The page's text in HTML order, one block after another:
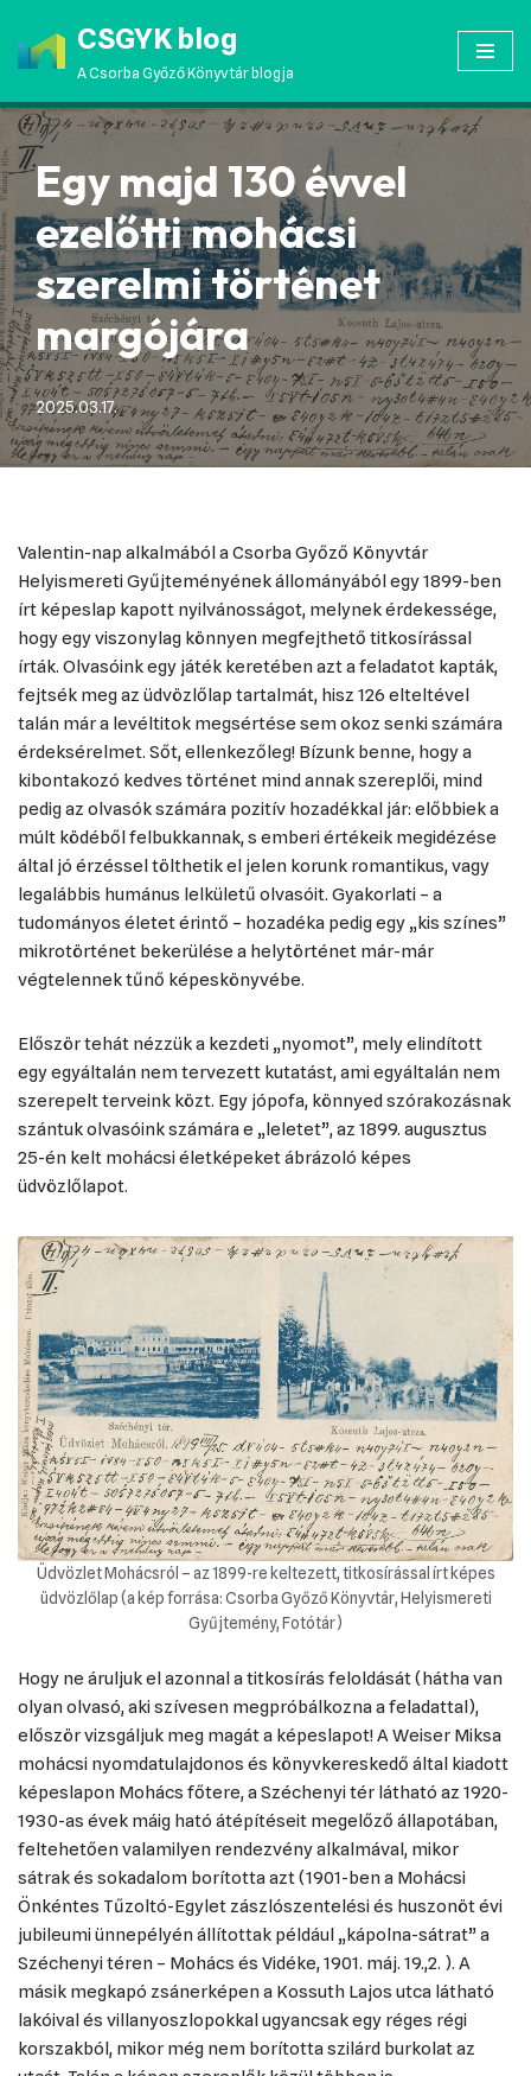
Skip
content
CSGYK blog
A Csorba Győző Könyvtár blogja
Egy majd 130 évvel
ezelőtti mohácsi
szerelmi történet
margójára
2025.03.17.
Valentin-nap alkalmából a Csorba Győző Könyvtár
Helyismereti Gyűjteményének állományából egy 1899-ben
írt képeslap kapott nyilvánosságot, melynek érdekessége,
hogy egy viszonylag könnyen megfejthető titkosírással
írták. Olvasóink egy játék keretében azt a feladatot kapták,
fejtsék meg az üdvözlőlap tartalmát, hisz 126 elteltével
talán már a levéltitok megsértése sem okoz senki számára
érdeksérelmet. Sőt, ellenkezőleg! Bízunk benne, hogy a
kibontakozó kedves történet mind annak szereplői, mind
pedig az olvasók számára pozitív hozadékkal jár: előbbiek a
múlt ködéből felbukkannak, s emberi értékeik megidézése
által jó érzéssel tölthetik el jelen korunk romantikus, vagy
legalábbis humánus lelkületű olvasóit. Gyakorlati – a
tudományos életet érintő – hozadéka pedig egy „kis színes”
mikrotörténet bekerülése a helytörténet már-már
végtelennek tűnő képeskönyvébe.
Először tehát nézzük a kezdeti „nyomot”, mely elindított
egy egyáltalán nem tervezett kutatást, ami egyáltalán nem
szerepelt terveink közt. Egy jópofa, könnyed szórakozásnak
szántuk olvasóink számára e „leletet”, az 1899. augusztus
25-én kelt mohácsi életképeket ábrázoló képes
üdvözlőlapot.
Üdvözlet Mohácsról – az 1899-re keltezett, titkosírással írt képes
üdvözlőlap (a kép forrása: Csorba Győző Könyvtár, Helyismereti
Gyűjtemény, Fotótár)
Hogy ne áruljuk el azonnal a titkosírás feloldását (hátha van
olyan olvasó, aki szívesen megpróbálkozna a feladattal),
először vizsgáljuk meg magát a képeslapot! A Weiser Miksa
mohácsi nyomdatulajdonos és könyvkereskedő által kiadott
képeslapon Mohács főtere, a Széchenyi tér látható az 1920-
1930-as évek máig ható átépítéseit megelőző állapotában,
feltehetően valamilyen rendezvény alkalmával, mikor
sátrak és sokadalom borította azt (1901-ben a Mohácsi
Önkéntes Tűzoltó-Egylet zászlószentelési és huszonöt évi
jubileumi ünnepélyén állítottak például „kápolna-sátrat” a
Széchenyi téren – Mohács és Vidéke, 1901. máj. 19.,2. ). A
másik megkapó zsánerképen a Kossuth Lajos utca látható
lakóival és villanyoszlopokkal ugyancsak egy réges régi
korszakból, mikor még nem borította szilárd burkolat az